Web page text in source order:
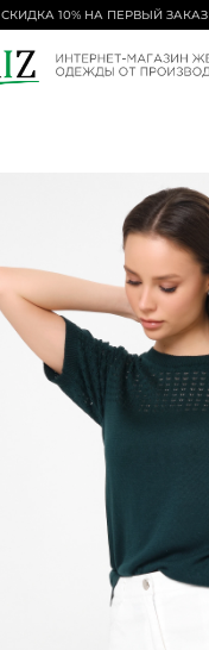
СКИДКА 10% НА ПЕРВЫЙ ЗАКАЗ